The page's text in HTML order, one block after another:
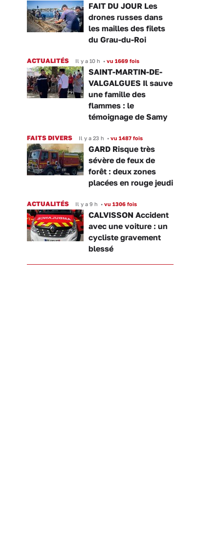
FAIT DU JOUR Les
drones russes dans
les mailles des filets
du Grau-du-Roi
ACTUALITÉS Il y a 10 h • vu 1669 fois
SAINT-MARTIN-DE-
VALGALGUES Il sauve
une famille des
flammes : le
témoignage de Samy
FAITS DIVERS Il y a 23 h • vu 1487 fois
GARD Risque très
sévère de feux de
forêt : deux zones
placées en rouge jeudi
ACTUALITÉS Il y a 9 h • vu 1306 fois
CALVISSON Accident
avec une voiture : un
cycliste gravement
blessé